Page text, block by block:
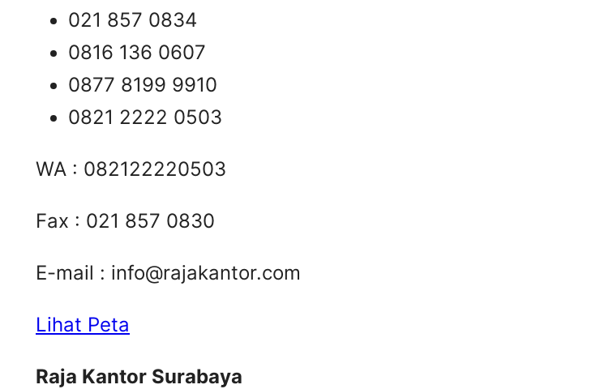
021 857 0834
0816 136 0607
0877 8199 9910
0821 2222 0503
WA : 082122220503
Fax : 021 857 0830
E-mail : info@rajakantor.com
Lihat Peta
Raja Kantor Surabaya